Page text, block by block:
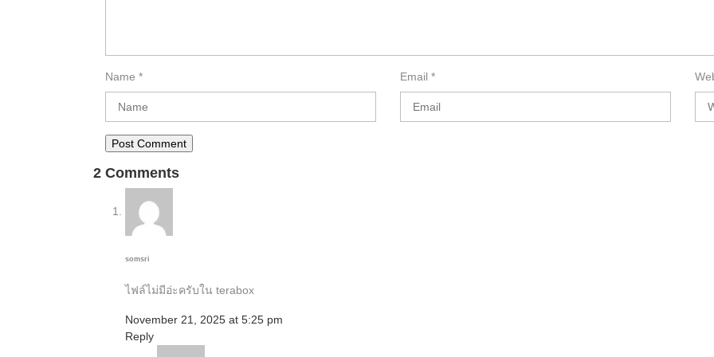
Name * Email *
2 Comments
somsri
ไฟล์ไม่มีอ่ะครับใน terabox
November 21, 2025 at 5:25 pm
Reply